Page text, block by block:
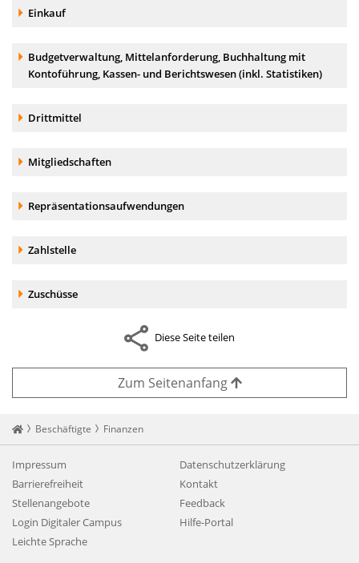
Akkordeonelement:
Einkauf
Akkordeonelement:
Budgetverwaltung, Mittelanforderung, Buchhaltung mit
Kontoführung, Kassen- und Berichtswesen (inkl. Statistiken)
Akkordeonelement:
Drittmittel
Akkordeonelement:
Mitgliedschaften
Akkordeonelement:
Repräsentationsaufwendungen
Akkordeonelement:
Zahlstelle
Akkordeonelement:
Zuschüsse
Diese Seite teilen
Zum Seitenanfang
Startseite
Beschäftigte Finanzen
Impressum
Datenschutzerklärung
Barrierefreiheit
Kontakt
Stellenangebote
Feedback
Login Digitaler Campus
Hilfe-Portal
Leichte Sprache